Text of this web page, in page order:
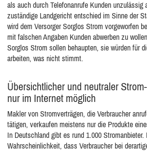
als auch durch Telefonanrufe Kunden unzulässig
zuständige Landgericht entschied im Sinne der
wird dem Versorger Sorglos Strom vorgeworfen
mit falschen Angaben Kunden abwerben zu
Sorglos Strom sollen behaupten, sie würden für
arbeiten, was nicht stimmt.
Übersichtlicher und neutraler
nur im Internet möglich
Makler von Stromverträgen, die Verbraucher
tätigen, verkaufen meistens nur die Produkte
In Deutschland gibt es rund 1.000 Stromanbieter.
Wahrscheinlichkeit, dass Verbraucher bei